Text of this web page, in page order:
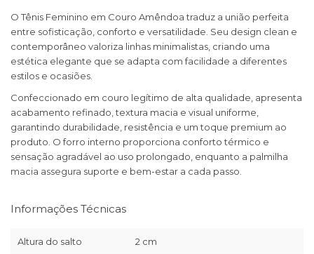
O Tênis Feminino em Couro Amêndoa traduz a união perfeita
entre sofisticação, conforto e versatilidade. Seu design clean e
contemporâneo valoriza linhas minimalistas, criando uma
estética elegante que se adapta com facilidade a diferentes
estilos e ocasiões.
Confeccionado em couro legítimo de alta qualidade, apresenta
acabamento refinado, textura macia e visual uniforme,
garantindo durabilidade, resistência e um toque premium ao
produto. O forro interno proporciona conforto térmico e
sensação agradável ao uso prolongado, enquanto a palmilha
macia assegura suporte e bem-estar a cada passo.
Informações Técnicas
Altura do salto 2 cm